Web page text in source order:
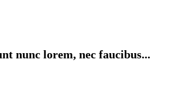
nunc lorem, nec faucibus...